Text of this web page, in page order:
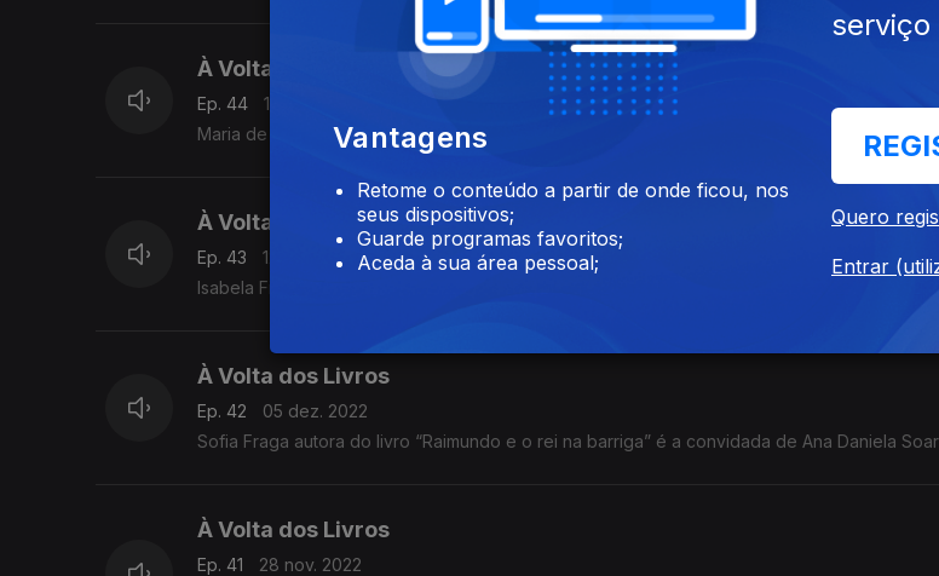
À Volta dos Livros
Ep. 44
19 dez. 2022
Maria de Lurdes Caldas autora do livro “Antónia Pusich, uma mulher invulgar” é a convidada
À Volta dos Livros
Ep. 43
12 dez. 2022
Isabela Figueiredo autora do livro “Um cão no meio do caminho” é a convidada de Ana
À Volta dos Livros
Ep. 42
05 dez. 2022
Sofia Fraga autora do livro “Raimundo e o rei na barriga” é a convidada de Ana Daniela
À Volta dos Livros
Ep. 41
28 nov. 2022
Vantagens
Retome o conteúdo a partir de onde ficou, nos
seus dispositivos;
Guarde programas favoritos;
Aceda à sua área pessoal;
serviço
Quero
Entrar